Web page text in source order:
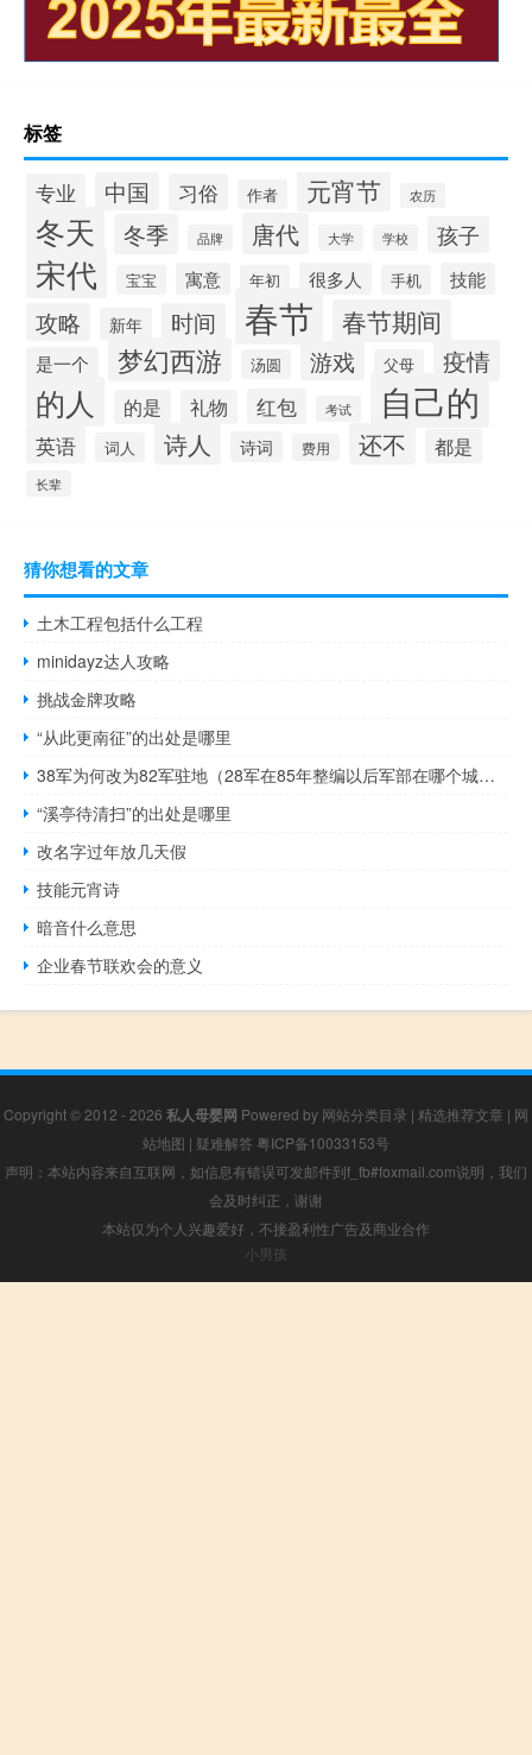
标签
专业 中国 习俗 作者 元宵节 农历
冬天 冬季 品牌 唐代 大学 学校 孩子
宋代 宝宝 寓意 年初 很多人 手机 技能
攻略 新年 时间 春节 春节期间
是一个 梦幻西游 汤圆 游戏 父母 疫情
的人 的是 礼物 红包 考试 自己的
英语 词人 诗人 诗词 费用 还不 都是
长辈
猜你想看的文章
土木工程包括什么工程
minidayz达人攻略
挑战金牌攻略
“从此更南征”的出处是哪里
38军为何改为82军驻地（28军在85年整编以后军部在哪个城市）
“溪亭待清扫”的出处是哪里
改名字过年放几天假
技能元宵诗
暗音什么意思
企业春节联欢会的意义
Copyright © 2012 - 2026 私人母婴网 Powered by 网站分类目录 | 精选推荐文章 | 网
站地图 | 疑难解答 粤ICP备10033153号
声明：本站内容来自互联网，如信息有错误可发邮件到f_fb#foxmail.com说明，我们
会及时纠正，谢谢
本站仅为个人兴趣爱好，不接盈利性广告及商业合作
小男孩